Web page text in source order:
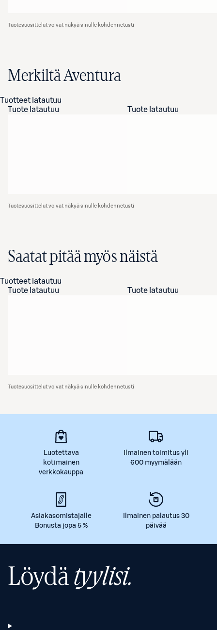
Tuotesuosittelut voivat näkyä sinulle kohdennetusti
Merkiltä Aventura
Tuotteet latautuu
Tuote latautuu
Tuote latautuu
Tuotesuosittelut voivat näkyä sinulle kohdennetusti
Saatat pitää myös näistä
Tuotteet latautuu
Tuote latautuu
Tuote latautuu
Tuotesuosittelut voivat näkyä sinulle kohdennetusti
Luotettava
kotimainen
verkkokauppa
Ilmainen toimitus yli
600 myymälään
Asiakasomistajalle
Bonusta jopa 5 %
Ilmainen palautus 30
päivää
Löydätyylisi.